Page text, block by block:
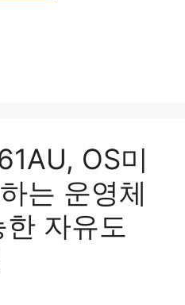
OS미
는 운영체
자유도